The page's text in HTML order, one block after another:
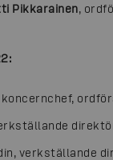
Pikkarainen,
koncernchef,
verkställande